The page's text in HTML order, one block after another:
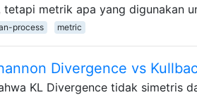
metrik apa yang digunakan
process metric
Divergence vs
KL Divergence tidak simetris